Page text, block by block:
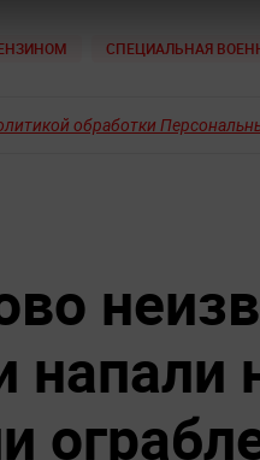
СПЕЦИАЛЬНАЯ
обработки
напали